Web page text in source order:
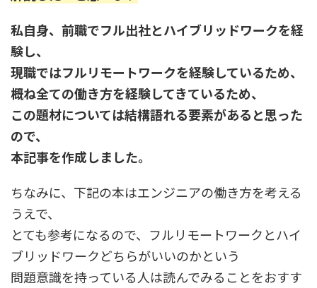
私自身、前職でフル出社とハイブリッドワークを経
験し、
現職ではフルリモートワークを経験しているため、
概ね全ての働き方を経験してきているため、
この題材については結構語れる要素があると思った
ので、
本記事を作成しました。
ちなみに、下記の本はエンジニアの働き方を考える
うえで、
とても参考になるので、フルリモートワークとハイ
ブリッドワークどちらがいいのかという
問題意識を持っている人は読んでみることをおすす